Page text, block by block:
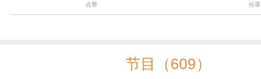
点赞 分享
节目（609）